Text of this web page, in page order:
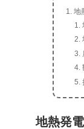
地
地熱発